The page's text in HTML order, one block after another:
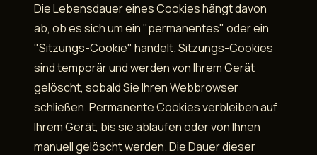
Die Lebensdauer eines Cookies hängt davon
ab, ob es sich um ein "permanentes" oder ein
"Sitzungs-Cookie" handelt. Sitzungs-Cookies
sind temporär und werden von Ihrem Gerät
gelöscht, sobald Sie Ihren Webbrowser
schließen. Permanente Cookies verbleiben auf
Ihrem Gerät, bis sie ablaufen oder von Ihnen
manuell gelöscht werden. Die Dauer dieser